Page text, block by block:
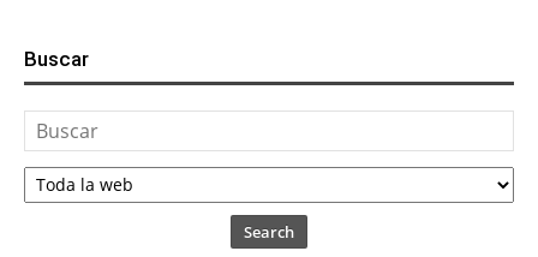
Buscar
Search